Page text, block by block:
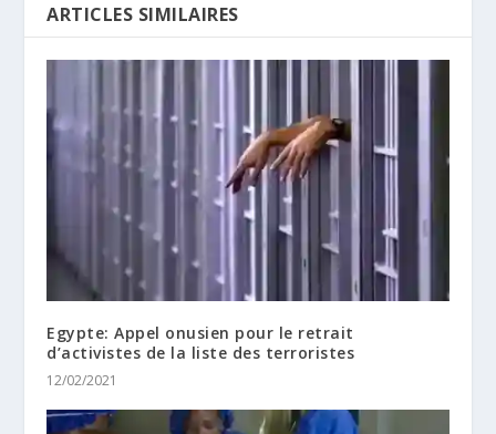
ARTICLES SIMILAIRES
Egypte: Appel onusien pour le retrait
d’activistes de la liste des terroristes
12/02/2021